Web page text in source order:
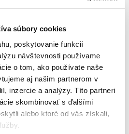
súbory cookies
poskytovanie funkcií
návštevnosti používame
o tom, ako používate naše
aj našim partnerom v
inzercie a analýzy. Títo partneri
skombinovať s ďalšími
alebo ktoré od vás získali,
embedded content.
Stores the user's video
player preferences
using embedded
YouTube video
Used to track user’s
interaction with
embedded content.
180 dní
Used by Facebook to
deliver a series of
advertisement
time bidding from
3
mesiacov